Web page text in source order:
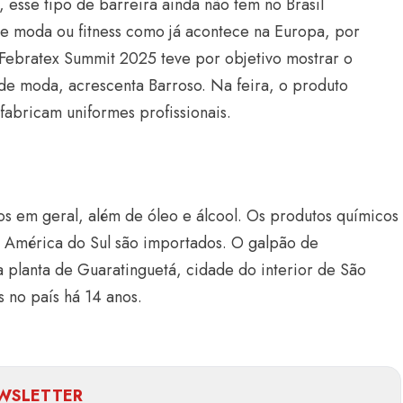
moda ou fitness como já acontece na Europa, por
Summit 2025 teve por objetivo mostrar o
moda, acrescenta Barroso. Na feira, o produto
uniformes profissionais.
em geral, além de óleo e álcool. Os produtos químicos
do Sul são importados. O galpão de
de Guaratinguetá, cidade do interior de São
país há 14 anos.